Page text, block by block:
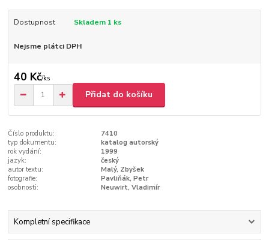
Dostupnost Skladem 1 ks
Nejsme plátci DPH
40 Kč/ks
Přidat do košíku
Číslo produktu:
7410
typ dokumentu:
katalog autorský
rok vydání:
1999
jazyk:
český
autor textu:
Malý, Zbyšek
fotografie:
Pavliňák, Petr
osobnosti:
Neuwirt, Vladimír
Kompletní specifikace